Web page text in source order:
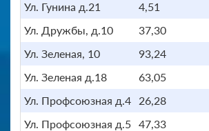
Ул. Гунина д.21
4,51
Ул. Дружбы, д.10
37,30
Ул. Зеленая, 10
93,24
Ул. Зеленая д.18
63,05
Ул. Профсоюзная д.4
26,28
Ул. Профсоюзная д.5 47,33